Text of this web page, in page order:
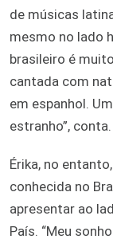
de músicas
mesmo no lado
brasileiro é
cantada com
em espanhol.
estranho”, conta.
Érika, no
conhecida no
apresentar ao
País. “Meu